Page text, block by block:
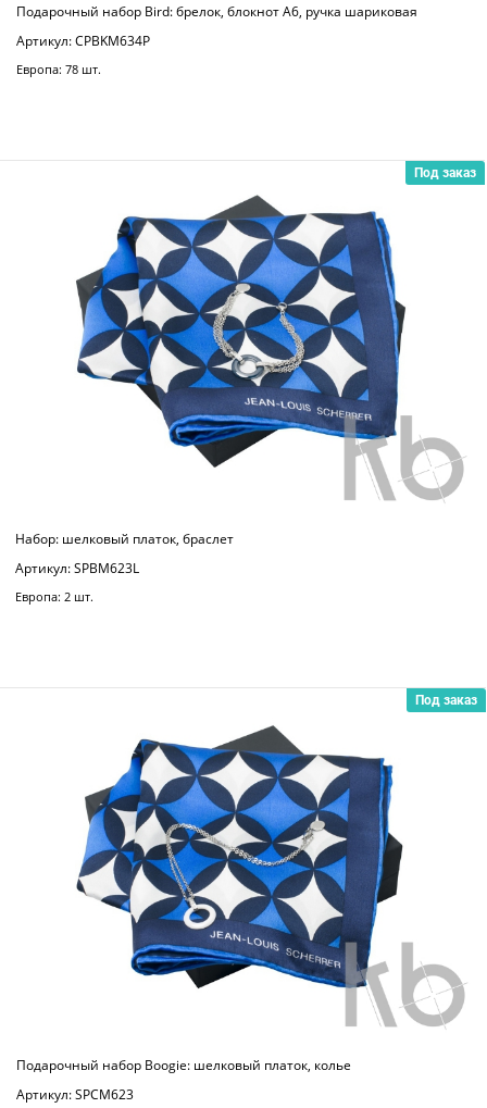
Подарочный набор Bird: брелок, блокнот A6, ручка шариковая
Артикул: CPBKM634P
Европа: 78 шт.
Под заказ
Набор: шелковый платок, браслет
Артикул: SPBM623L
Европа: 2 шт.
Под заказ
Подарочный набор Boogie: шелковый платок, колье
Артикул: SPCM623